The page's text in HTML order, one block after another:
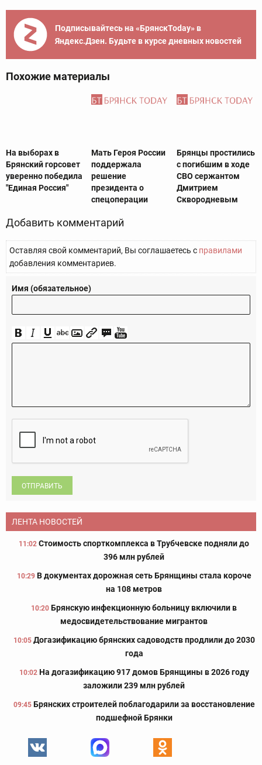
Подписывайтесь на «БрянскToday» в
Яндекс.Дзен. Будьте в курсе дневных новостей
Похожие материалы
На выборах в
Брянский горсовет
уверенно победила
"Единая Россия"
Мать Героя России
поддержала
решение
президента о
спецоперации
Брянцы простились
с погибшим в ходе
СВО сержантом
Дмитрием
Сквородневым
Добавить комментарий
Оставляя свой комментарий, Вы соглашаетесь с правилами
добавления комментариев.
Имя (обязательное)
ОТПРАВИТЬ
ЛЕНТА НОВОСТЕЙ
11:02 Стоимость спорткомплекса в Трубчевске подняли до
396 млн рублей
10:29 В документах дорожная сеть Брянщины стала короче
на 108 метров
10:20 Брянскую инфекционную больницу включили в
медосвидетельствование мигрантов
10:05 Догазификацию брянских садоводств продлили до 2030
года
10:02 На догазификацию 917 домов Брянщины в 2026 году
заложили 239 млн рублей
09:45 Брянских строителей поблагодарили за восстановление
подшефной Брянки